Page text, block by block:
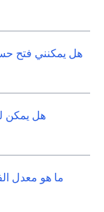
هل يمكنني فتح
هل يمكن
ما هو معدل